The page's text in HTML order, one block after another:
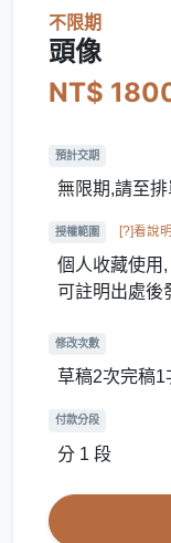
不限期
頭像
NT$
預計交期
無限期,請至
授權範圍 [?]看說明
個人收藏使用
可註明出處後
修改次數
草稿2次完稿1
付款分段
分 1 段